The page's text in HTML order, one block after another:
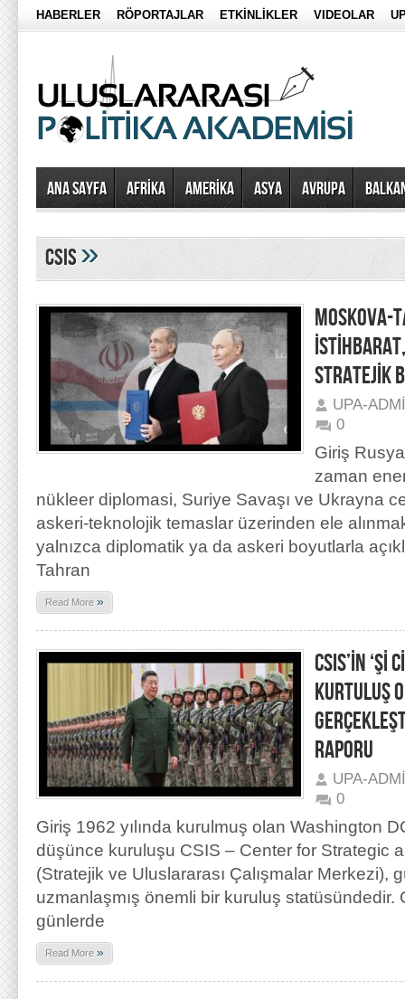
HABERLER RÖPORTAJLAR ETKİNLİKLER VIDEOLAR
Ana Sayfa AFRİKA AMERİKA ASYA AVRUPA
csis»
MOSKOVA-
STRATEJİK
UPA-
0
Giriş
zaman
nükleer diplomasi, Suriye Savaşı ve Ukrayna
askeri-teknolojik temaslar üzerinden ele
yalnızca diplomatik ya da askeri boyutlarla
Tahran
Read More »
CSIS’İN ‘Şİ
KURTULUŞ
RAPORU
UPA-
0
Giriş 1962 yılında kurulmuş olan Washington
düşünce kuruluşu CSIS – Center for Strategic
(Stratejik ve Uluslararası Çalışmalar Merkezi),
uzmanlaşmış önemli bir kuruluş statüsündedir.
günlerde
Read More »